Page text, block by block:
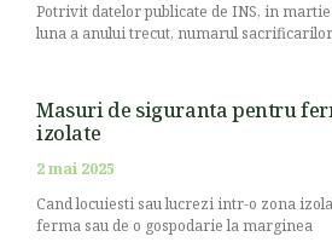
Potrivit datelor publicate de INS, in
luna a anului trecut, numarul
Masuri de siguranta pentru
izolate
2 mai 2025
Cand locuiesti sau lucrezi intr-o zona
ferma sau de o gospodarie la marginea